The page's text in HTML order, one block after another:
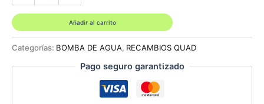
reparación
de
juntas
sello
Añadir al carrito
Categorías: BOMBA DE AGUA, RECAMBIOS QUAD
Pago seguro garantizado